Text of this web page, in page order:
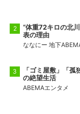
“体重72キロの北
表の理由
ななにー 地下
「ゴミ屋敷」「
の絶望生活
ABEMAエンタメ